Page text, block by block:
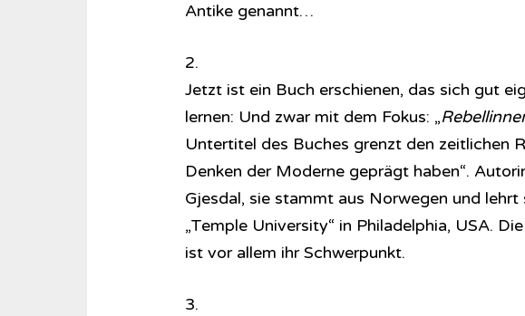
Antike genannt…
2.
Jetzt ist ein Buch erschienen, das sich gut
lernen: Und zwar mit dem Fokus: „
Untertitel des Buches grenzt den zeitlichen
Denken der Moderne geprägt haben“.
Gjesdal, sie stammt aus Norwegen und lehrt
„Temple University“ in Philadelphia, USA.
ist vor allem ihr Schwerpunkt.
3.